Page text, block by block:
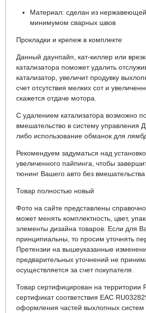
Материал: сделан из
минимумом сварных швов
Прокладки и крепеж в комплекте
Данный даунпайп, кат-киллер или
катализатора поможет удалить
катализатор, увеличит продувку
счет отсутствия мелких сот и
скажется отдаче мотора.
С удалением катализатора возможно
вмешательство в систему управления
либо использование обманок для
Рекомендуем задуматься над
увеличенного пайпинга, чтобы
тюнинг Вашего авто без вмешательства
Товар полностью новый
Фото на сайте представлены
может менять комплектность, цвет,
элементы дизайна товаров. Если для
принципиальны, то просим уточнять
Претензии на вышеуказанные
предварительных уточнений не
осуществляется за счет покупателя.
Товар сертифицирован на территории
сертификат соответствия EAC
оформления частей выхлопных систем